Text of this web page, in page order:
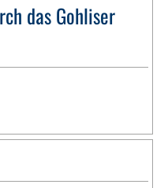
das Gohliser